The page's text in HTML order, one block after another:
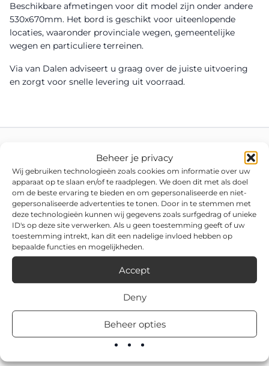
Beheer je privacy
Wij gebruiken technologieën zoals cookies om informatie over uw
apparaat op te slaan en/of te raadplegen. We doen dit met als doel
om de beste ervaring te bieden en om gepersonaliseerde en niet-
gepersonaliseerde advertenties te tonen. Door in te stemmen met
deze technologieën kunnen wij gegevens zoals surfgedrag of unieke
ID's op deze site verwerken. Als u geen toestemming geeft of uw
toestemming intrekt, kan dit een nadelige invloed hebben op
bepaalde functies en mogelijkheden.
Accept
Deny
Beheer opties
Beschikbare afmetingen voor dit model zijn onder andere
530x670mm. Het bord is geschikt voor uiteenlopende
locaties, waaronder provinciale wegen, gemeentelijke
wegen en particuliere terreinen.
Via van Dalen adviseert u graag over de juiste uitvoering
en zorgt voor snelle levering uit voorraad.